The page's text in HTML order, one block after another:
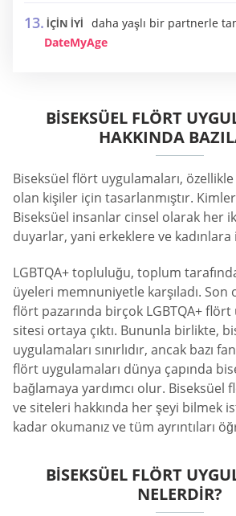
İÇİN İYİ
daha yaşlı bir partnerle
DateMyAge
BISEKSÜEL FLÖRT
HAKKINDA
Biseksüel flört uygulamaları,
olan kişiler için tasarlanmıştır.
Biseksüel insanlar cinsel olarak her
duyarlar, yani erkeklere ve
LGBTQA+ topluluğu, toplum
üyeleri memnuniyetle karşıladı. Son
flört pazarında birçok LGBTQA+ flört
sitesi ortaya çıktı. Bununla birlikte,
uygulamaları sınırlıdır, ancak bazı
flört uygulamaları dünya çapında
bağlamaya yardımcı olur. Biseksüel
ve siteleri hakkında her şeyi bilmek
kadar okumanız ve tüm ayrıntıları
BISEKSÜEL FLÖRT
NELERDIR?